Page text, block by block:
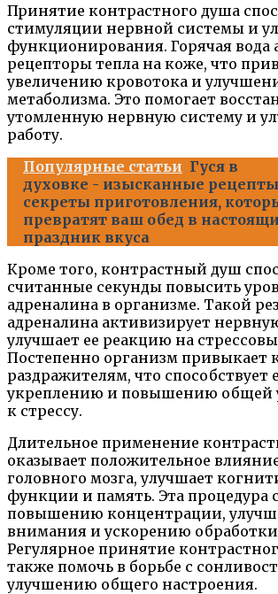
Принятие контрастного душа
стимуляции нервной системы и
функционирования. Горячая вода
рецепторы тепла на коже, что
увеличению кровотока и
метаболизма. Это помогает
утомленную нервную систему и
работу.
Популярные статьи Гуся в
духовке - изысканные
секреты приготовления,
превратят ваш обед в
праздник вкуса
Кроме того, контрастный душ
считанные секунды повысить
адреналина в организме. Такой
адреналина активизирует
улучшает ее реакцию на
Постепенно организм привыкает
раздражителям, что способствует
укреплению и повышению общей
к стрессу.
Длительное применение
оказывает положительное
головного мозга, улучшает
функции и память. Эта процедура
повышению концентрации,
внимания и ускорению
Регулярное принятие
также помочь в борьбе с
улучшению общего настроения.